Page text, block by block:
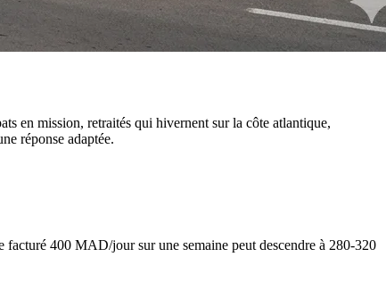
en mission, retraités qui hivernent sur la côte atlantique,
réponse adaptée.
400 MAD/jour sur une semaine peut descendre à 280-320